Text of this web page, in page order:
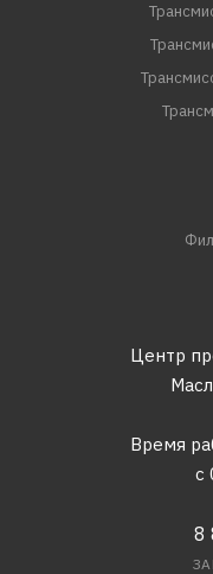
Центр
Время
с
8